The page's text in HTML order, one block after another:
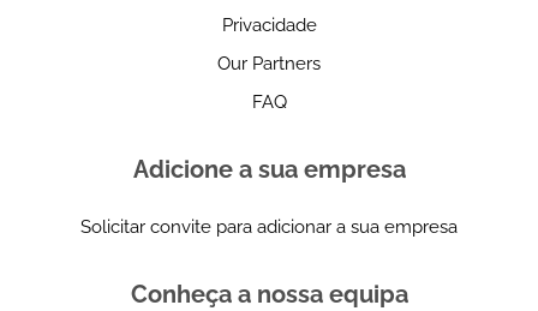
Privacidade
Our Partners
FAQ
Adicione a sua empresa
Solicitar convite para adicionar a sua empresa
Conheça a nossa equipa